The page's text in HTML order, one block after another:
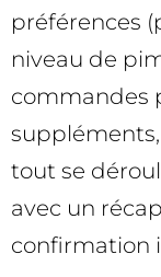
préférences
niveau de
commandes
tout se
avec un
confirmation